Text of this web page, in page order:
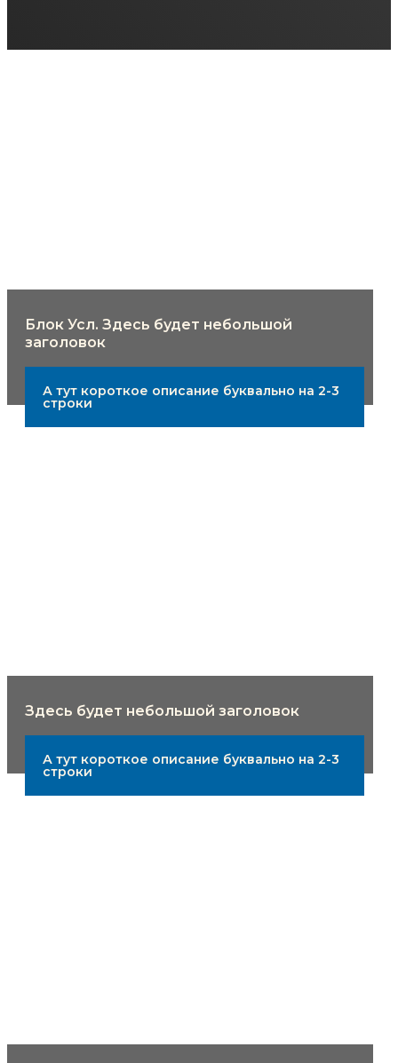
Блок Усл. Здесь будет небольшой
заголовок
А тут короткое описание буквально на 2-3
строки
Здесь будет небольшой заголовок
А тут короткое описание буквально на 2-3
строки